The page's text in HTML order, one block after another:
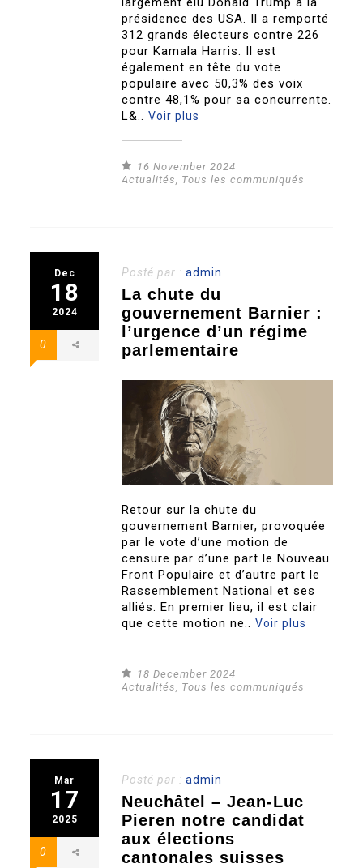
présidence des USA. Il a remporté
312 grands électeurs contre 226
pour Kamala Harris. Il est
également en tête du vote
populaire avec 50,3% des voix
contre 48,1% pour sa concurrente.
L&..Voir plus
16 November 2024
Actualités, Tous les communiqués
Dec
18
2024
0
Posté par :admin
La chute du
gouvernement Barnier :
l’urgence d’un régime
parlementaire
Retour sur la chute du
gouvernement Barnier, provoquée
par le vote d’une motion de
censure par d’une part le Nouveau
Front Populaire et d’autre part le
Rassemblement National et ses
alliés. En premier lieu, il est clair
que cette motion ne..Voir plus
18 December 2024
Actualités, Tous les communiqués
Mar
17
2025
0
Posté par :admin
Neuchâtel – Jean-Luc
Pieren notre candidat
aux élections
cantonales suisses